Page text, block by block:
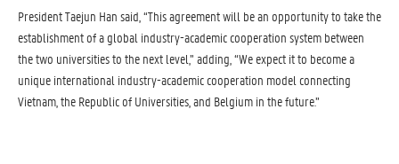
President Taejun Han said, “This agreement will be an opportunity to take the
establishment of a global industry-academic cooperation system between
the two universities to the next level,” adding, “We expect it to become a
unique international industry-academic cooperation model connecting
Vietnam, the Republic of Universities, and Belgium in the future.”